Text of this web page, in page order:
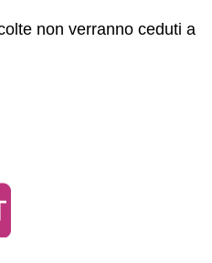
non verranno ceduti a